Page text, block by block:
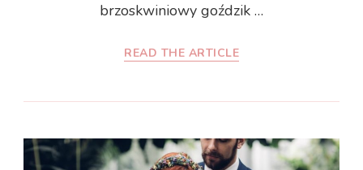
brzoskwiniowy goździk …
READ THE ARTICLE